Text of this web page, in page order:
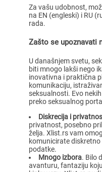
Za vašu udobnost,
na EN (engleski) i RU
rada.
Zašto se upoznavati
U današnjem svetu,
biti mnogo lakši nego
inovativna i praktična
komunikaciju,
seksualnosti. Evo
preko seksualnog
Diskrecija i
privatnost, posebno
želja. Xlist.rs vam
komunicirate
podatke.
Mnogo izbora. Bilo
avanturu, fantaziju